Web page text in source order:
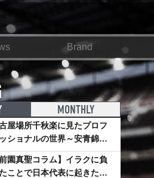
Brand
MONTHLY
屋場所千秋楽に見たプロフ
ショナルの世界～安青錦の
を巡るさまざまなドラマ
前園真聖コラム】イラクに負
ことで日本代表に起きたプ